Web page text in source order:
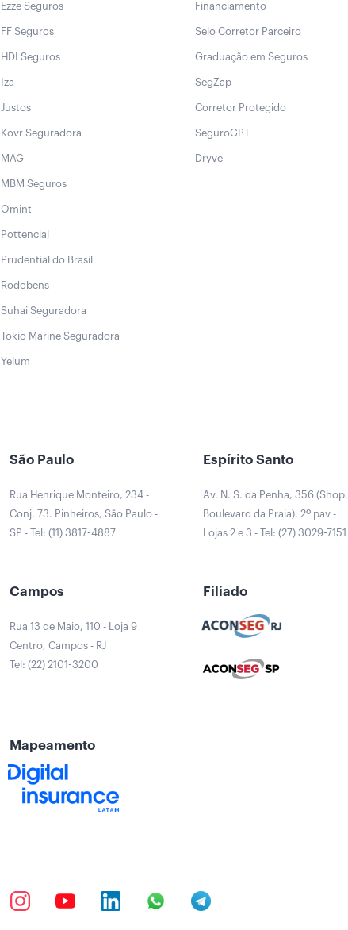
Ezze Seguros
FF Seguros
HDI Seguros
Iza
Justos
Kovr Seguradora
MAG
MBM Seguros
Omint
Pottencial
Prudential do Brasil
Rodobens
Suhai Seguradora
Tokio Marine Seguradora
Yelum
Financiamento
Selo Corretor Parceiro
Graduação em Seguros
SegZap
Corretor Protegido
SeguroGPT
Dryve
São Paulo
Rua Henrique Monteiro, 234 -
Conj. 73. Pinheiros, São Paulo -
SP - Tel: (11) 3817-4887
Espírito Santo
Av. N. S. da Penha, 356 (Shop.
Boulevard da Praia). 2º pav -
Lojas 2 e 3 - Tel: (27) 3029-7151
Campos
Rua 13 de Maio, 110 - Loja 9
Centro, Campos - RJ
Tel: (22) 2101-3200
Filiado
Mapeamento